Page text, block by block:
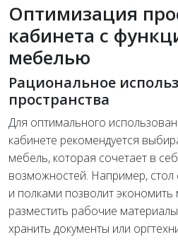
Оптимизация
кабинета с
мебелью
Рациональное
пространства
Для оптимального
кабинете рекомендуется
мебель, которая сочетает в
возможностей. Например,
и полками позволит экономить
разместить рабочие
хранить документы или